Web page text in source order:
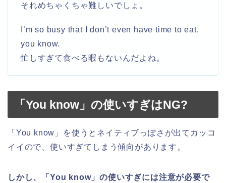
それめちゃくちゃ難しいでしょ。
I’m so busy that I don’t even have time to eat,
you know.
忙しすぎて食べる暇もないんだよね。
「You know」の使いすぎはNG?
「You know」を使うとネイティブっぽさが出てカッコ
イイので、使いすぎてしまう傾向があります。
しかし、「You know」の使いすぎには注意が必要で